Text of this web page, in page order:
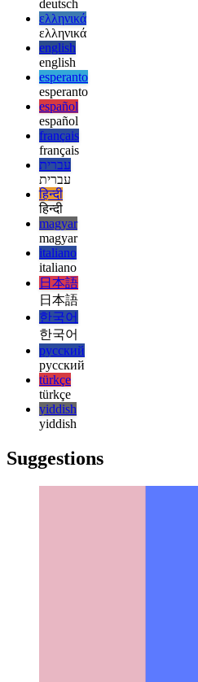
العربية
العربية
deutsch
deutsch
ελληνικά
ελληνικά
english
english
esperanto
esperanto
español
español
français
français
עברית
עברית
हिन्दी
हिन्दी
magyar
magyar
italiano
italiano
日本語
日本語
한국어
한국어
русский
русский
türkçe
yiddish
yiddish